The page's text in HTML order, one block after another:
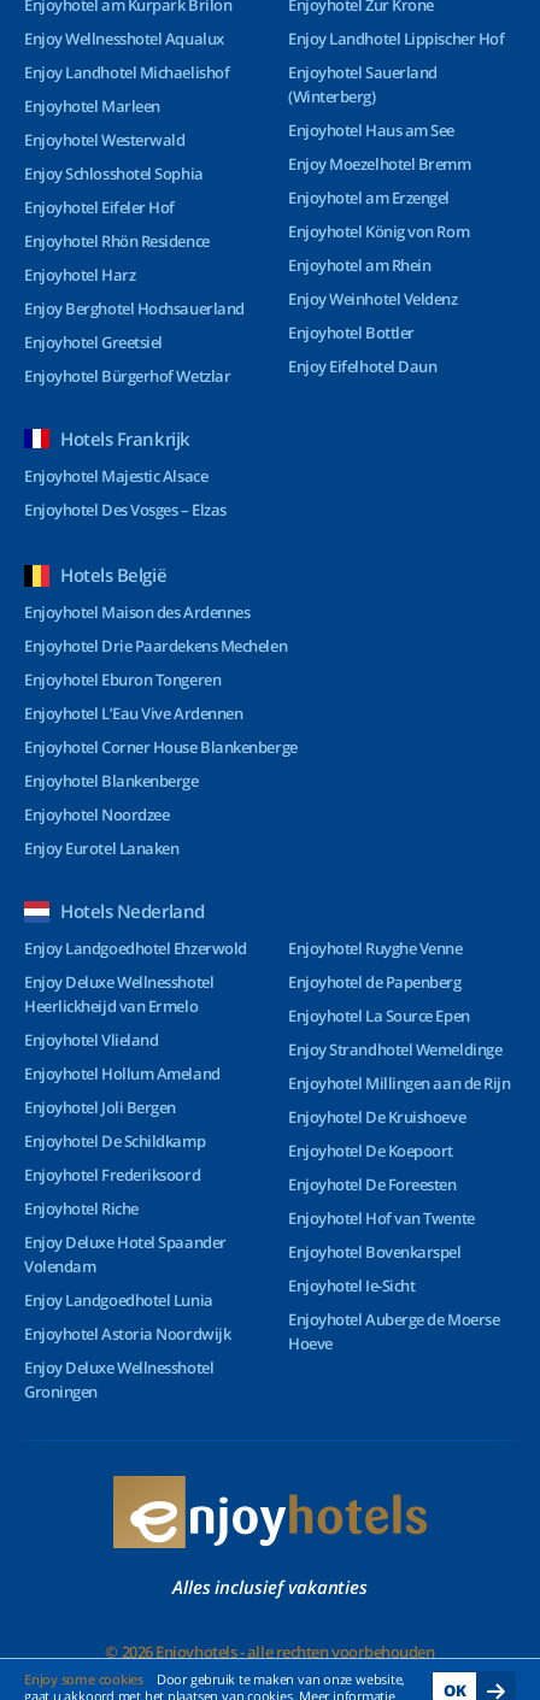
Enjoy some cookies
Door gebruik te maken van onze website,
gaat u akkoord met het plaatsen van cookies. Meer informatie
OK
Enjoyhotel am Kurpark Brilon
Enjoy Wellnesshotel Aqualux
Enjoy Landhotel Michaelishof
Enjoyhotel Marleen
Enjoyhotel Westerwald
Enjoy Schlosshotel Sophia
Enjoyhotel Eifeler Hof
Enjoyhotel Rhön Residence
Enjoyhotel Harz
Enjoy Berghotel Hochsauerland
Enjoyhotel Greetsiel
Enjoyhotel Bürgerhof Wetzlar
Enjoyhotel Zur Krone
Enjoy Landhotel Lippischer Hof
Enjoyhotel Sauerland
(Winterberg)
Enjoyhotel Haus am See
Enjoy Moezelhotel Bremm
Enjoyhotel am Erzengel
Enjoyhotel König von Rom
Enjoyhotel am Rhein
Enjoy Weinhotel Veldenz
Enjoyhotel Bottler
Enjoy Eifelhotel Daun
Hotels Frankrijk
Enjoyhotel Majestic Alsace
Enjoyhotel Des Vosges – Elzas
Hotels België
Enjoyhotel Maison des Ardennes
Enjoyhotel Drie Paardekens Mechelen
Enjoyhotel Eburon Tongeren
Enjoyhotel L’Eau Vive Ardennen
Enjoyhotel Corner House Blankenberge
Enjoyhotel Blankenberge
Enjoyhotel Noordzee
Enjoy Eurotel Lanaken
Hotels Nederland
Enjoy Landgoedhotel Ehzerwold
Enjoy Deluxe Wellnesshotel
Heerlickheijd van Ermelo
Enjoyhotel Vlieland
Enjoyhotel Hollum Ameland
Enjoyhotel Joli Bergen
Enjoyhotel De Schildkamp
Enjoyhotel Frederiksoord
Enjoyhotel Riche
Enjoy Deluxe Hotel Spaander
Volendam
Enjoy Landgoedhotel Lunia
Enjoyhotel Astoria Noordwijk
Enjoy Deluxe Wellnesshotel
Groningen
Enjoyhotel Ruyghe Venne
Enjoyhotel de Papenberg
Enjoyhotel La Source Epen
Enjoy Strandhotel Wemeldinge
Enjoyhotel Millingen aan de Rijn
Enjoyhotel De Kruishoeve
Enjoyhotel De Koepoort
Enjoyhotel De Foreesten
Enjoyhotel Hof van Twente
Enjoyhotel Bovenkarspel
Enjoyhotel Ie-Sicht
Enjoyhotel Auberge de Moerse
Hoeve
Alles inclusief vakanties
© 2026 Enjoyhotels - alle rechten voorbehouden